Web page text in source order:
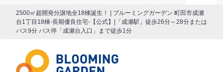
2500㎡超開発分譲地全18棟誕生！ | ブルーミングガーデン 町田市成瀬
台1丁目18棟-長期優良住宅-【公式】|「成瀬駅」徒歩26分～28分または
バス9分 バス停「成瀬台入口」まで徒歩1分